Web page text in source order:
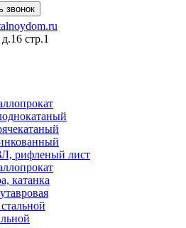
звонок
стр.1
рифленый лист
катанка